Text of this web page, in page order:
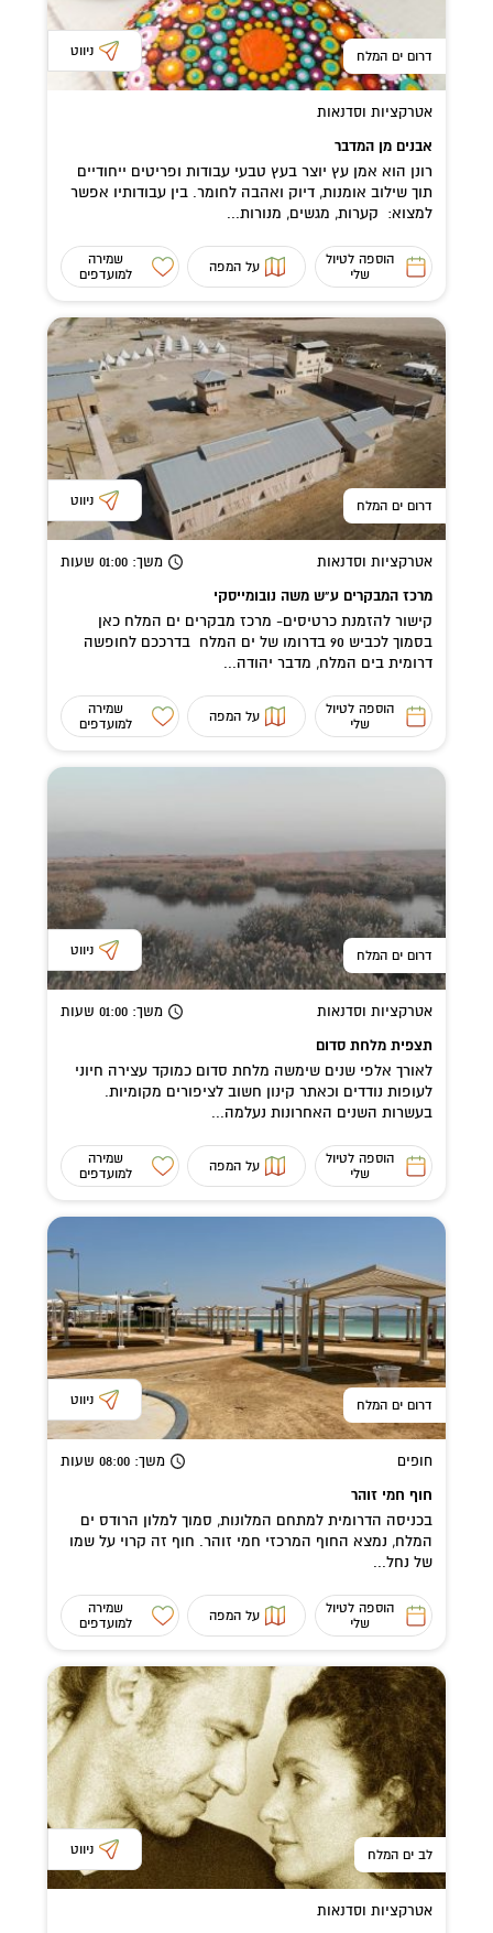
דרום ים המלח ניווט
אטרקציות וסדנאות
אבנים מן המדבר
רונן הוא אמן עץ יוצר בעץ טבעי עבודות ופריטים ייחודיים
תוך שילוב אומנות, דיוק ואהבה לחומר. בין עבודותיו אפשר
למצוא: קערות, מגשים, מנורות...
הוספה לטיול
שלי
על המפה
שמירה
למועדפים
דרום ים המלח ניווט
אטרקציות וסדנאות משך: 01:00 שעות
מרכז המבקרים ע"ש משה נובומייסקי
קישור להזמנת כרטיסים- מרכז מבקרים ים המלח כאן
בסמוך לכביש 90 בדרומו של ים המלח בדרככם לחופשה
דרומית בים המלח, מדבר יהודה...
הוספה לטיול
שלי
על המפה
שמירה
למועדפים
דרום ים המלח ניווט
אטרקציות וסדנאות משך: 01:00 שעות
תצפית מלחת סדום
לאורך אלפי שנים שימשה מלחת סדום כמוקד עצירה חיוני
לעופות נודדים וכאתר קינון חשוב לציפורים מקומיות.
בעשרות השנים האחרונות נעלמה...
הוספה לטיול
שלי
על המפה
שמירה
למועדפים
דרום ים המלח ניווט
חופים משך: 08:00 שעות
חוף חמי זוהר
בכניסה הדרומית למתחם המלונות, סמוך למלון הרודס ים
המלח, נמצא החוף המרכזי חמי זוהר. חוף זה קרוי על שמו
של נחל...
הוספה לטיול
שלי
על המפה
שמירה
למועדפים
לב ים המלח ניווט
אטרקציות וסדנאות